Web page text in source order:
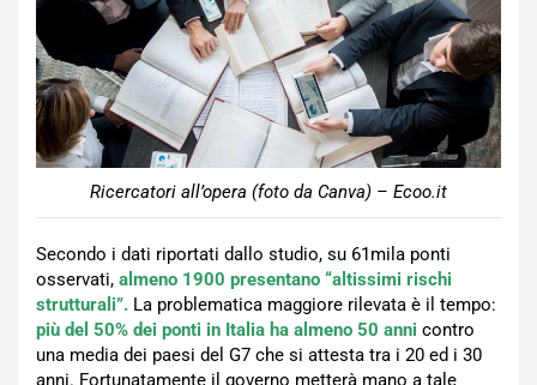
Ricercatori all’opera (foto da Canva) – Ecoo.it
Secondo i dati riportati dallo studio, su 61mila ponti
osservati, almeno 1900 presentano “altissimi rischi
strutturali”. La problematica maggiore rilevata è il tempo:
più del 50% dei ponti in Italia ha almeno 50 anni contro
una media dei paesi del G7 che si attesta tra i 20 ed i 30
anni. Fortunatamente il governo metterà mano a tale